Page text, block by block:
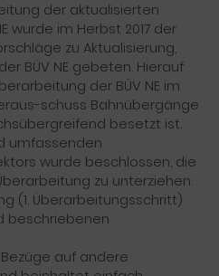
der aktualisierten
wurde im Herbst 2017 der
zu Aktualisierung,
BÜV NE gebeten. Hierauf
der BÜV NE im
schuss Bahnübergänge
besetzt ist.
umfassenden
wurde beschlossen, die
zu unterziehen.
(1. Überarbeitungsschritt)
beschriebenen
auf andere